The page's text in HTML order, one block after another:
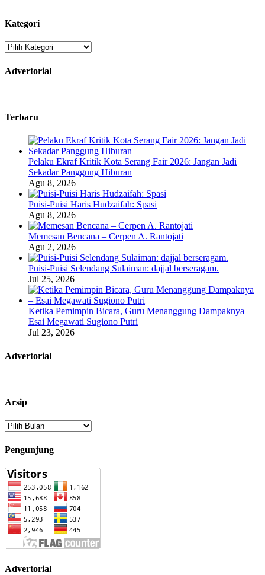
Kategori
Kategori
Advertorial
Terbaru
Pelaku Ekraf Kritik Kota Serang Fair 2026: Jangan Jadi
Sekadar Panggung Hiburan
Agu 8, 2026
Puisi-Puisi Haris Hudzaifah: Spasi
Agu 8, 2026
Memesan Bencana – Cerpen A. Rantojati
Agu 2, 2026
Puisi-Puisi Selendang Sulaiman: dajjal berseragam.
Jul 25, 2026
Ketika Pemimpin Bicara, Guru Menanggung Dampaknya –
Esai Megawati Sugiono Putri
Jul 23, 2026
Advertorial
Arsip
Arsip
Pengunjung
Advertorial